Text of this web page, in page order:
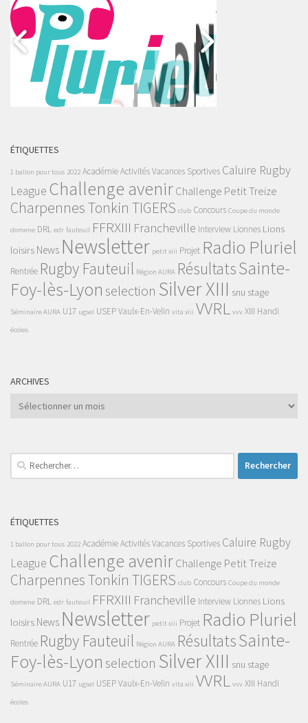
ÉTIQUETTES
1 ballon pour tous 2022 AcadémieActivités Vacances Sportives Caluire Rugby
League Challenge avenirChallenge Petit Treize
Charpennes Tonkin TIGERS club Concours Coupe du monde
domene DRL edr fauteuil FFRXIII Francheville Interview Lionnes Lions
loisirs News Newsletter petit xiii Projet Radio Pluriel
Rentrée Rugby Fauteuil Région AURA RésultatsSainte-
Foy-lès-Lyon selection Silver XIII snu stage
Séminaire AURA U17 ugsel USEPVaulx-En-Velin vita xiii VVRL vvv XIII Handi
écoles
ARCHIVES
Archives
Rechercher :
ÉTIQUETTES
1 ballon pour tous 2022 AcadémieActivités Vacances Sportives Caluire Rugby
League Challenge avenirChallenge Petit Treize
Charpennes Tonkin TIGERS club Concours Coupe du monde
domene DRL edr fauteuil FFRXIII Francheville Interview Lionnes Lions
loisirs News Newsletter petit xiii Projet Radio Pluriel
Rentrée Rugby Fauteuil Région AURA RésultatsSainte-
Foy-lès-Lyon selection Silver XIII snu stage
Séminaire AURA U17 ugsel USEPVaulx-En-Velin vita xiii VVRL vvv XIII Handi
écoles